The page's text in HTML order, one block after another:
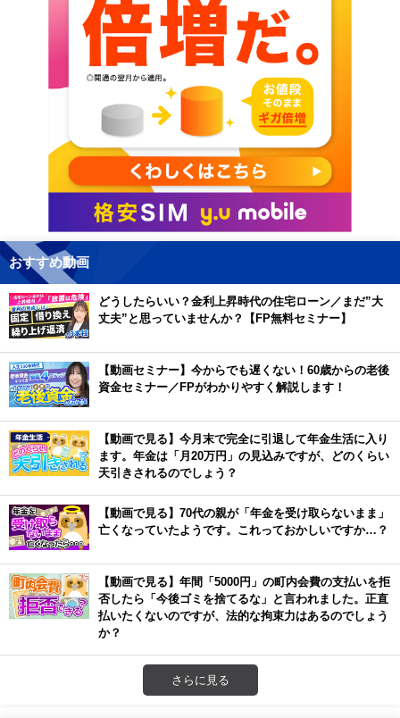
おすすめ動画
どうしたらいい？金利上昇時代の住宅ローン／まだ”大
丈夫”と思っていませんか？【FP無料セミナー】
【動画セミナー】今からでも遅くない！60歳からの老後
資金セミナー／FPがわかりやすく解説します！
【動画で見る】今月末で完全に引退して年金生活に入り
ます。年金は「月20万円」の見込みですが、どのくらい
天引きされるのでしょう？
【動画で見る】70代の親が「年金を受け取らないまま」
亡くなっていたようです。これっておかしいですか…？
【動画で見る】年間「5000円」の町内会費の支払いを拒
否したら「今後ゴミを捨てるな」と言われました。正直
払いたくないのですが、法的な拘束力はあるのでしょう
か？
さらに見る